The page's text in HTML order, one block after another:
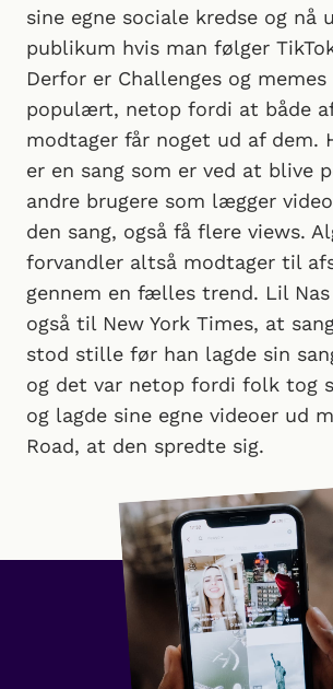
sine egne sociale kredse og nå
publikum hvis man følger
Derfor er Challenges og memes
populært, netop fordi at både
modtager får noget ud af dem.
er en sang som er ved at blive
andre brugere som lægger
den sang, også få flere views.
forvandler altså modtager til
gennem en fælles trend. Lil
også til New York Times, at
stod stille før han lagde sin
og det var netop fordi folk tog
og lagde sine egne videoer ud
Road, at den spredte sig.